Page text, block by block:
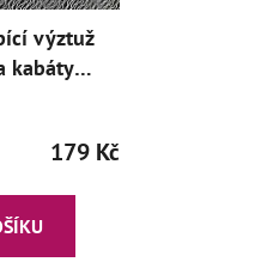
výztuž
kabáty
179 Kč